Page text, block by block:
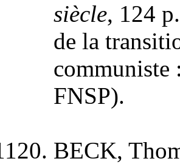
siècle, 124
de la
communiste
FNSP).
BECK,